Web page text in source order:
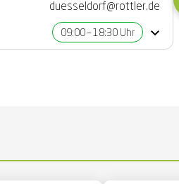
duesseldorf@rottler.de
09:00 – 18:30 Uhr